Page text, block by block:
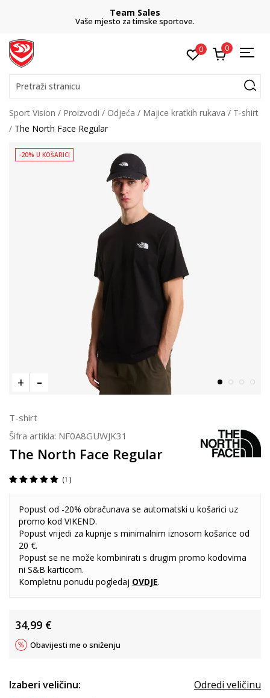
Team Sales
Vaše mjesto za timske sportove.
0 0
Pretraži stranicu
Sport Vision Proizvodi Odjeća Majice kratkih rukava
T-shirt
The North Face Regular
-20% U KOŠARICI
T-shirt
Šifra artikla: NF0A8GUWJK31
The North Face Regular
1
Popust od -20% obračunava se automatski u košarici uz
promo kod VIKEND.
Popust vrijedi za kupnje s minimalnim iznosom košarice od
20 €.
Popust se ne može kombinirati s drugim promo kodovima
ni S&B karticom.
Kompletnu ponudu pogledaj OVDJE.
34,99 €
Obavijesti me o sniženju
Izaberi veličinu: Odredi veličinu